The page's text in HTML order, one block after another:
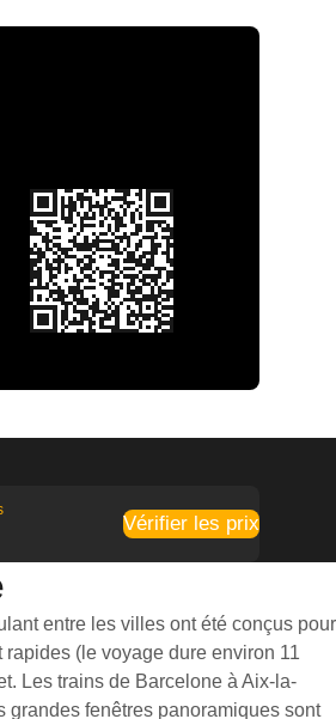
Vérifier les prix
entre les villes ont été conçus pour
(le voyage dure environ 11
Les trains de Barcelone à Aix-la-
grandes fenêtres panoramiques sont